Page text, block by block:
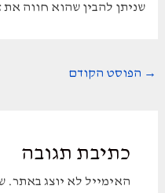
שניתן להבין שהוא חווה את
Post
→ הפוסט הקודם
כתיבת תגובה
האימייל לא יוצג באתר.